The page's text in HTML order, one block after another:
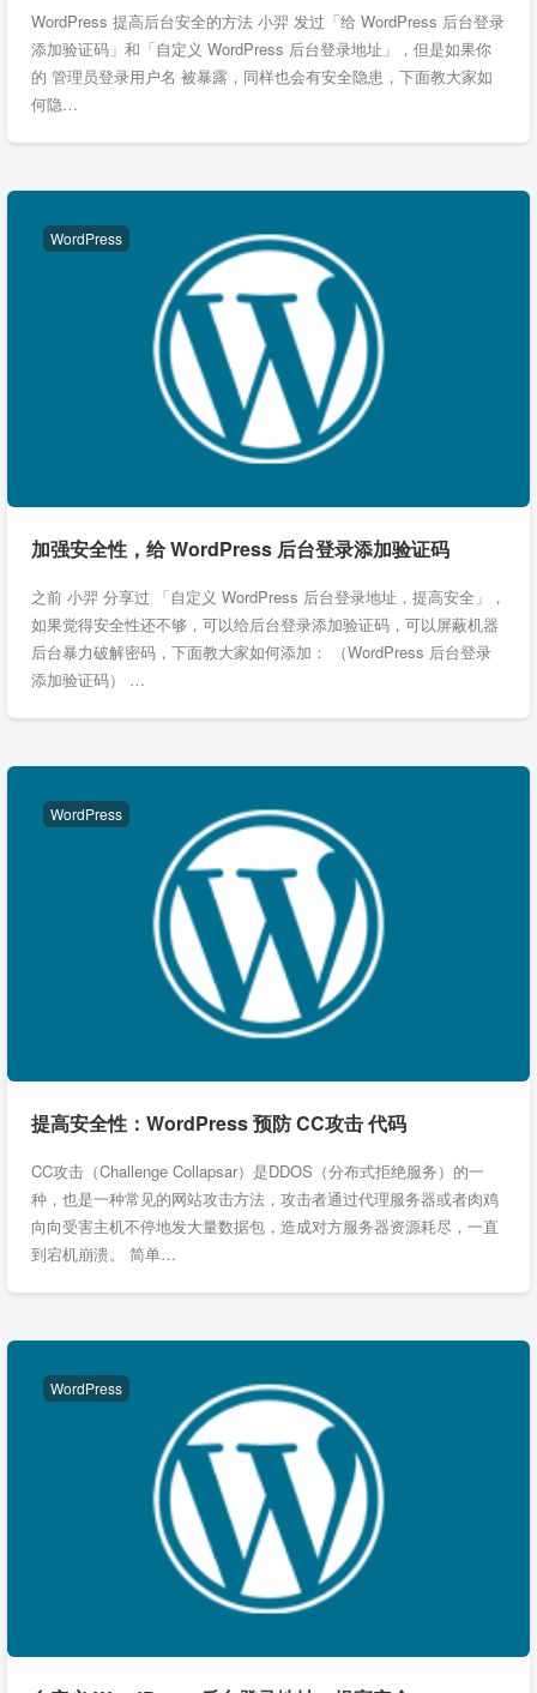
WordPress 提高后台安全的方法 小羿 发过「给 WordPress 后台登录
添加验证码」和「自定义 WordPress 后台登录地址」，但是如果你
的 管理员登录用户名 被暴露，同样也会有安全隐患，下面教大家如
何隐…
WordPress
加强安全性，给 WordPress 后台登录添加验证码
之前 小羿 分享过 「自定义 WordPress 后台登录地址，提高安全」，
如果觉得安全性还不够，可以给后台登录添加验证码，可以屏蔽机器
后台暴力破解密码，下面教大家如何添加： （WordPress 后台登录
添加验证码） …
WordPress
提高安全性：WordPress 预防 CC攻击 代码
CC攻击（Challenge Collapsar）是DDOS（分布式拒绝服务）的一
种，也是一种常见的网站攻击方法，攻击者通过代理服务器或者肉鸡
向向受害主机不停地发大量数据包，造成对方服务器资源耗尽，一直
到宕机崩溃。 简单…
WordPress